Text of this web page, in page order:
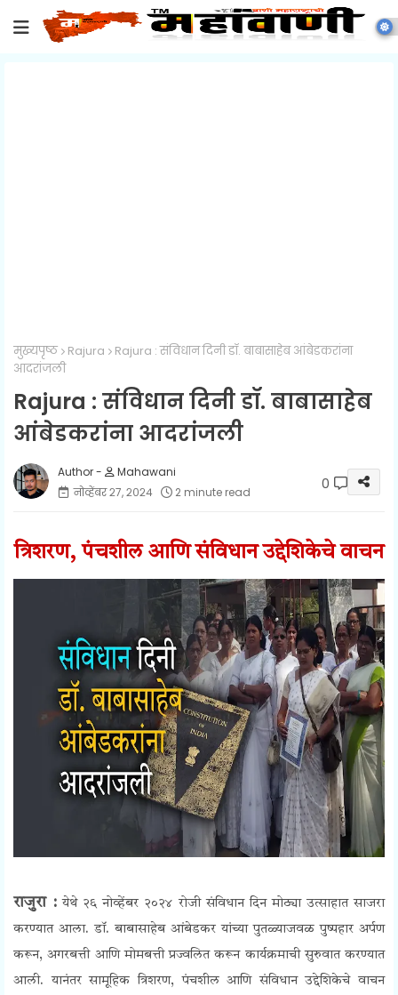
मुख्यपृष्ठ Rajura
Rajura : संविधान दिनी डॉ. बाबासाहेब आंबेडकरांना
आदरांजली
Rajura : संविधान दिनी डॉ. बाबासाहेब
आंबेडकरांना आदरांजली
Mahawani
नोव्हेंबर २७, २०२४
2 minute read 0
त्रिशरण, पंचशील आणि संविधान उद्देशिकेचे वाचन
राजुरा : येथे २६ नोव्हेंबर २०२४ रोजी संविधान दिन मोठ्या उत्साहात साजरा
करण्यात आला. डॉ. बाबासाहेब आंबेडकर यांच्या पुतळ्याजवळ पुष्पहार अर्पण
करून, अगरबत्ती आणि मोमबत्ती प्रज्वलित करून कार्यक्रमाची सुरुवात करण्यात
आली. यानंतर सामूहिक त्रिशरण, पंचशील आणि संविधान उद्देशिकेचे वाचन